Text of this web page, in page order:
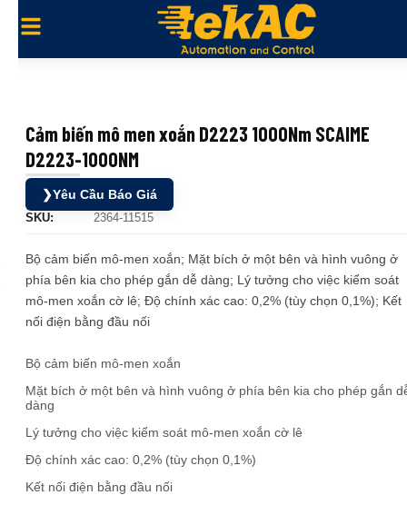
Cảm biến mô men xoắn D2223 1000Nm SCAIME
D2223-1000NM
❯Yêu Cầu Báo Giá
SKU: 2364-11515
Bộ cảm biến mô-men xoắn; Mặt bích ở một bên và hình vuông ở
phía bên kia cho phép gắn dễ dàng; Lý tưởng cho việc kiểm soát
mô-men xoắn cờ lê; Độ chính xác cao: 0,2% (tùy chọn 0,1%); Kết
nối điện bằng đầu nối
Bộ cảm biến mô-men xoắn
Mặt bích ở một bên và hình vuông ở phía bên kia cho phép gắn
dàng
Lý tưởng cho việc kiểm soát mô-men xoắn cờ lê
Độ chính xác cao: 0,2% (tùy chọn 0,1%)
Kết nối điện bằng đầu nối